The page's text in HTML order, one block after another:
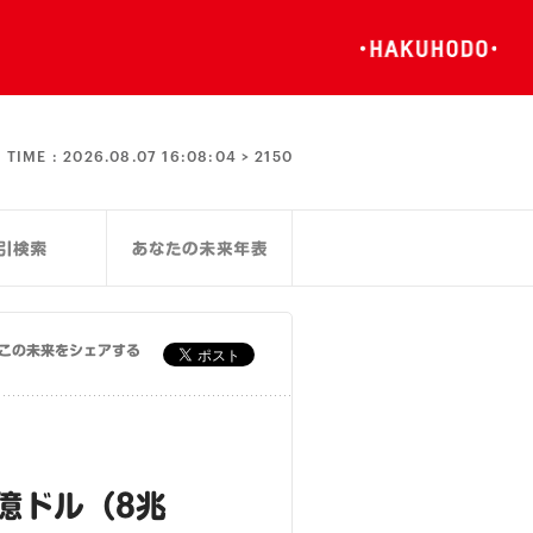
TIME :2026.08.07 16:08:04 > 2150
の未来をシェアする
ドル（8兆